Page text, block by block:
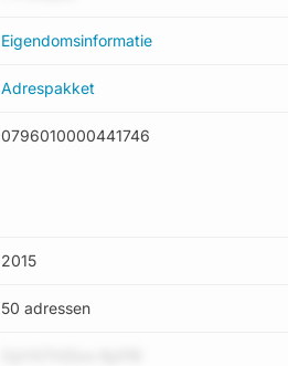
Eigendomsinformatie
Adrespakket
0796010000441746
2015
50 adressen